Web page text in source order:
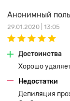
Анонимный
29.01.2020 | 13:05
Достоинства
Хорошо
Недостатки
Депиляция